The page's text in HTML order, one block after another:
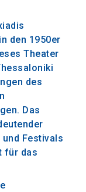
den 1950er
Theater
des
Das
Festivals
für das